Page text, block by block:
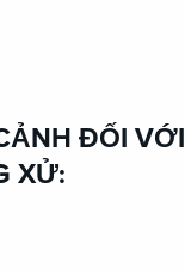
ĐỐI VỚI
XỬ: